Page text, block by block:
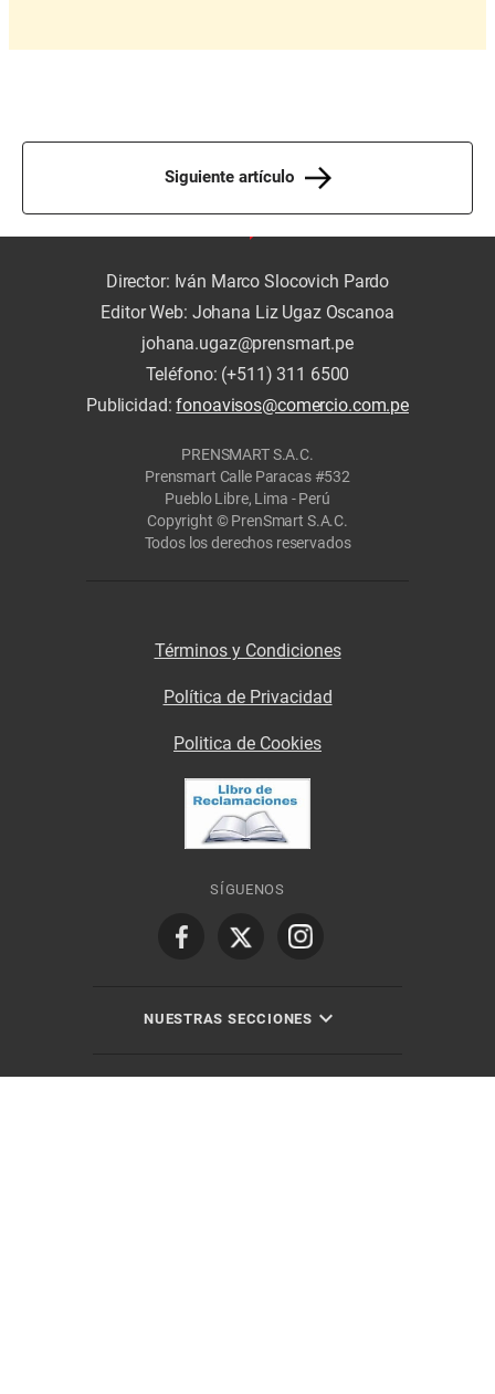
Siguiente artículo
Director: Iván Marco Slocovich Pardo
Editor Web: Johana Liz Ugaz Oscanoa
johana.ugaz@prensmart.pe
Teléfono: (+511) 311 6500
Publicidad:fonoavisos@comercio.com.pe
PRENSMART S.A.C.
Prensmart Calle Paracas #532
Pueblo Libre, Lima - Perú
Copyright © PrenSmart S.A.C.
Todos los derechos reservados
Términos y Condiciones
Política de Privacidad
Politica de Cookies
SÍGUENOS
NUESTRAS SECCIONES